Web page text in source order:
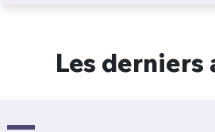
Les derniers